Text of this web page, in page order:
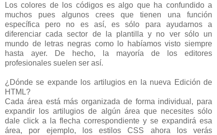
Los colores de los códigos es algo que ha confundido a
muchos pues algunos crees que tienen una función
específica pero no es así, es sólo para ayudarnos a
diferenciar cada sector de la plantilla y no ver sólo un
mundo de letras negras como lo habíamos visto siempre
hasta ayer. De hecho, la mayoría de los editores
profesionales suelen ser así.
¿Dónde se expande los artilugios en la nueva Edición de
HTML?
Cada área está más organizada de forma individual, para
expandir los artilugios de algún área que necesites sólo
dale click a la flecha correspondiente y se expandirá esa
área, por ejemplo, los estilos CSS ahora los verás